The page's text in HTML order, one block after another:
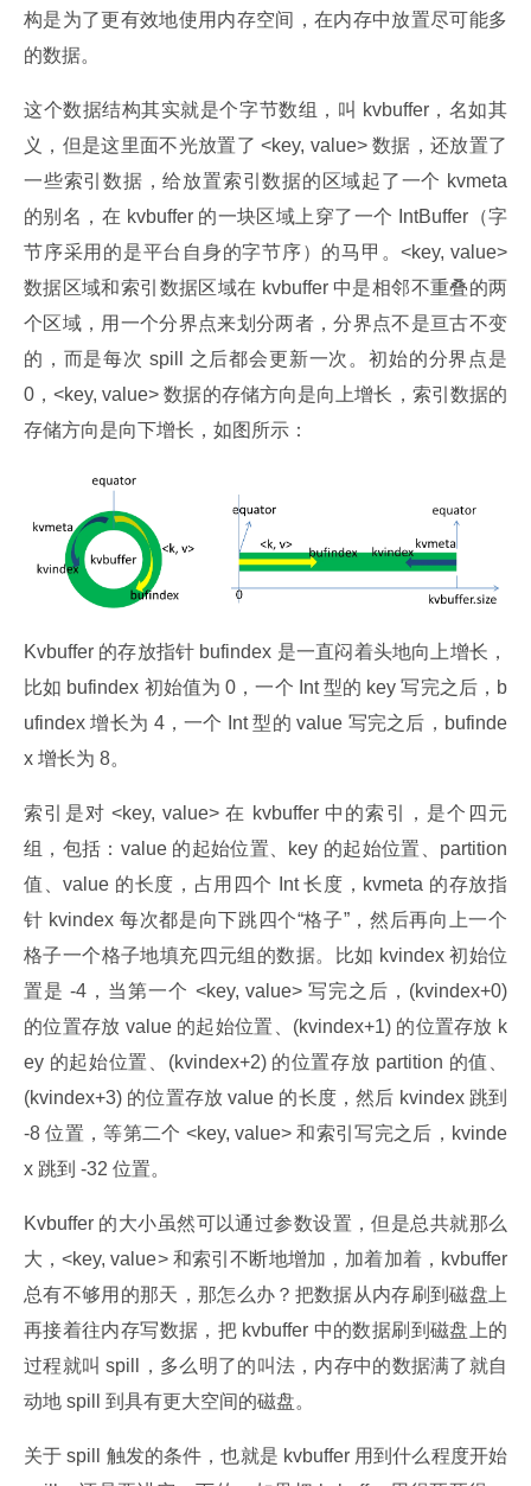
构是为了更有效地使用内存空间，在内存中放置尽可能多
的数据。
这个数据结构其实就是个字节数组，叫 kvbuffer，名如其
义，但是这里面不光放置了 <key, value> 数据，还放置了
一些索引数据，给放置索引数据的区域起了一个 kvmeta
的别名，在 kvbuffer 的一块区域上穿了一个 IntBuffer（字
节序采用的是平台自身的字节序）的马甲。<key, value>
数据区域和索引数据区域在 kvbuffer 中是相邻不重叠的两
个区域，用一个分界点来划分两者，分界点不是亘古不变
的，而是每次 spill 之后都会更新一次。初始的分界点是
0，<key, value> 数据的存储方向是向上增长，索引数据的
存储方向是向下增长，如图所示：
Kvbuffer 的存放指针 bufindex 是一直闷着头地向上增长，
比如 bufindex 初始值为 0，一个 Int 型的 key 写完之后，b
ufindex 增长为 4，一个 Int 型的 value 写完之后，bufinde
x 增长为 8。
索引是对 <key, value> 在 kvbuffer 中的索引，是个四元
组，包括：value 的起始位置、key 的起始位置、partition
值、value 的长度，占用四个 Int 长度，kvmeta 的存放指
针 kvindex 每次都是向下跳四个“格子”，然后再向上一个
格子一个格子地填充四元组的数据。比如 kvindex 初始位
置是 -4，当第一个 <key, value> 写完之后，(kvindex+0)
的位置存放 value 的起始位置、(kvindex+1) 的位置存放 k
ey 的起始位置、(kvindex+2) 的位置存放 partition 的值、
(kvindex+3) 的位置存放 value 的长度，然后 kvindex 跳到
-8 位置，等第二个 <key, value> 和索引写完之后，kvinde
x 跳到 -32 位置。
Kvbuffer 的大小虽然可以通过参数设置，但是总共就那么
大，<key, value> 和索引不断地增加，加着加着，kvbuffer
总有不够用的那天，那怎么办？把数据从内存刷到磁盘上
再接着往内存写数据，把 kvbuffer 中的数据刷到磁盘上的
过程就叫 spill，多么明了的叫法，内存中的数据满了就自
动地 spill 到具有更大空间的磁盘。
关于 spill 触发的条件，也就是 kvbuffer 用到什么程度开始